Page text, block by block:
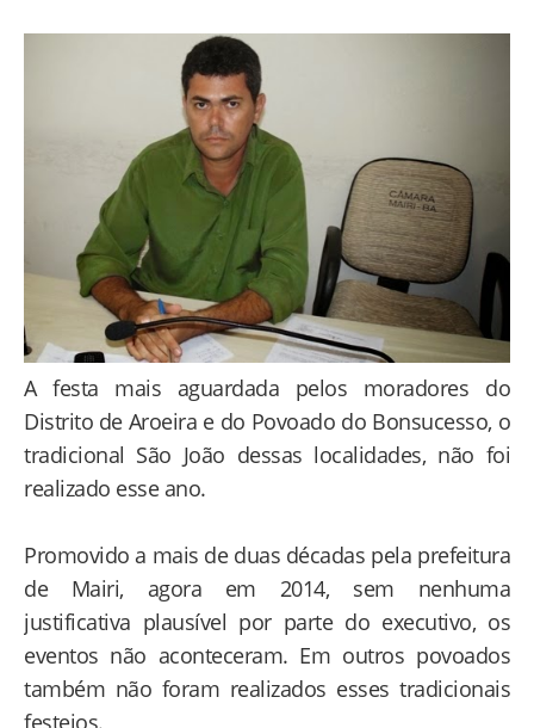
A festa mais aguardada pelos moradores do
Distrito de Aroeira e do Povoado do Bonsucesso, o
tradicional São João dessas localidades, não foi
realizado esse ano.
Promovido a mais de duas décadas pela prefeitura
de Mairi, agora em 2014, sem nenhuma
justificativa plausível por parte do executivo, os
eventos não aconteceram. Em outros povoados
também não foram realizados esses tradicionais